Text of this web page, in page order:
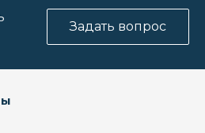
Задать вопрос